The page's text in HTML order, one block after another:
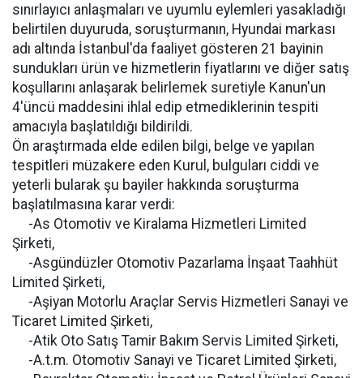
sınırlayıcı anlaşmaları ve uyumlu eylemleri yasakladığı
belirtilen duyuruda, soruşturmanın, Hyundai markası
adı altında İstanbul'da faaliyet gösteren 21 bayinin
sundukları ürün ve hizmetlerin fiyatlarını ve diğer satış
koşullarını anlaşarak belirlemek suretiyle Kanun'un
4'üncü maddesini ihlal edip etmediklerinin tespiti
amacıyla başlatıldığı bildirildi.
Ön araştırmada elde edilen bilgi, belge ve yapılan
tespitleri müzakere eden Kurul, bulguları ciddi ve
yeterli bularak şu bayiler hakkında soruşturma
başlatılmasına karar verdi:
-As Otomotiv ve Kiralama Hizmetleri Limited
Şirketi,
-Asgündüzler Otomotiv Pazarlama İnşaat Taahhüt
Limited Şirketi,
-Aşiyan Motorlu Araçlar Servis Hizmetleri Sanayi ve
Ticaret Limited Şirketi,
-Atik Oto Satış Tamir Bakım Servis Limited Şirketi,
-A.t.m. Otomotiv Sanayi ve Ticaret Limited Şirketi,